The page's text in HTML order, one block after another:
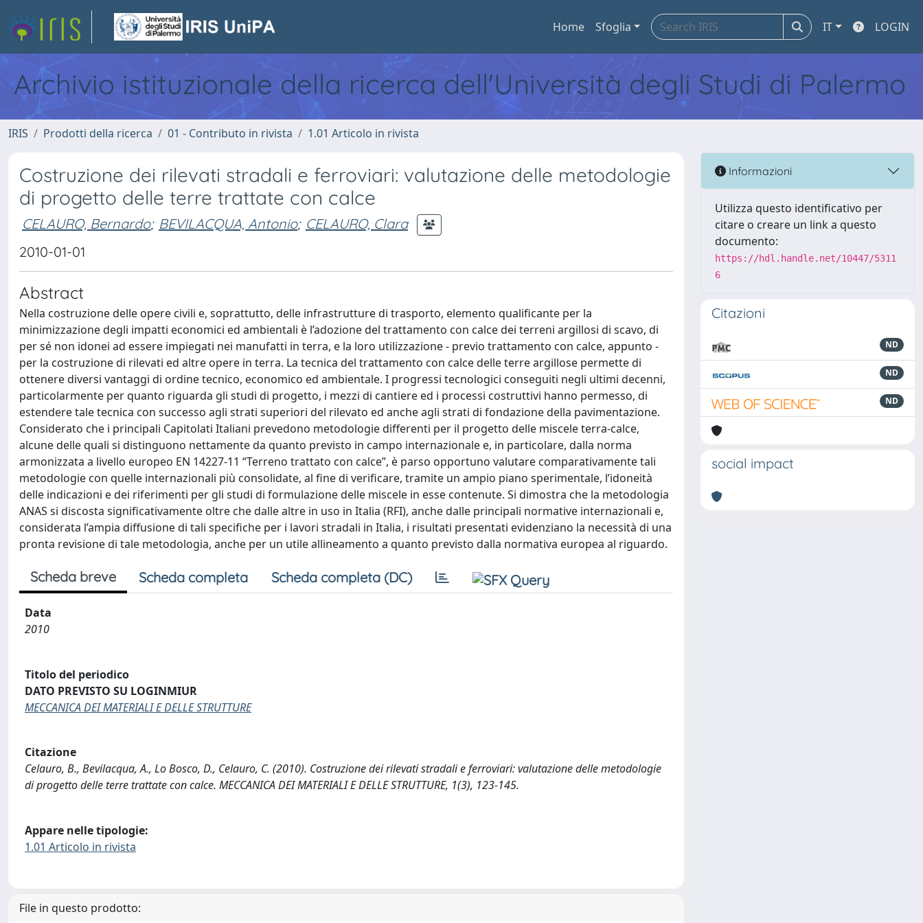
Home Sfoglia IT LOGIN
Archivio istituzionale della ricerca dell'Università degli Studi di Palermo
IRIS Prodotti della ricerca 01 - Contributo in rivista 1.01 Articolo in rivista
Costruzione dei rilevati stradali e ferroviari: valutazione delle metodologie
di progetto delle terre trattate con calce
CELAURO, Bernardo; BEVILACQUA, Antonio; CELAURO, Clara
2010-01-01
Abstract
Nella costruzione delle opere civili e, soprattutto, delle infrastrutture di trasporto, elemento qualificante per la
minimizzazione degli impatti economici ed ambientali è l’adozione del trattamento con calce dei terreni argillosi di scavo, di
per sé non idonei ad essere impiegati nei manufatti in terra, e la loro utilizzazione - previo trattamento con calce, appunto -
per la costruzione di rilevati ed altre opere in terra. La tecnica del trattamento con calce delle terre argillose permette di
ottenere diversi vantaggi di ordine tecnico, economico ed ambientale. I progressi tecnologici conseguiti negli ultimi decenni,
particolarmente per quanto riguarda gli studi di progetto, i mezzi di cantiere ed i processi costruttivi hanno permesso, di
estendere tale tecnica con successo agli strati superiori del rilevato ed anche agli strati di fondazione della pavimentazione.
Considerato che i principali Capitolati Italiani prevedono metodologie differenti per il progetto delle miscele terra-calce,
alcune delle quali si distinguono nettamente da quanto previsto in campo internazionale e, in particolare, dalla norma
armonizzata a livello europeo EN 14227-11 “Terreno trattato con calce”, è parso opportuno valutare comparativamente tali
metodologie con quelle internazionali più consolidate, al fine di verificare, tramite un ampio piano sperimentale, l’idoneità
delle indicazioni e dei riferimenti per gli studi di formulazione delle miscele in esse contenute. Si dimostra che la metodologia
ANAS si discosta significativamente oltre che dalle altre in uso in Italia (RFI), anche dalle principali normative internazionali e,
considerata l’ampia diffusione di tali specifiche per i lavori stradali in Italia, i risultati presentati evidenziano la necessità di una
pronta revisione di tale metodologia, anche per un utile allineamento a quanto previsto dalla normativa europea al riguardo.
Scheda breve Scheda completa Scheda completa (DC)
Data
2010
Titolo del periodico
DATO PREVISTO SU LOGINMIUR
MECCANICA DEI MATERIALI E DELLE STRUTTURE
Citazione
Celauro, B., Bevilacqua, A., Lo Bosco, D., Celauro, C. (2010). Costruzione dei rilevati stradali e ferroviari: valutazione delle metodologie
di progetto delle terre trattate con calce. MECCANICA DEI MATERIALI E DELLE STRUTTURE, 1(3), 123-145.
Appare nelle tipologie:
1.01 Articolo in rivista
File in questo prodotto:
Informazioni
Utilizza questo identificativo per
citare o creare un link a questo
documento:
https://hdl.handle.net/10447/5311
6
Citazioni
ND
ND
ND
social impact